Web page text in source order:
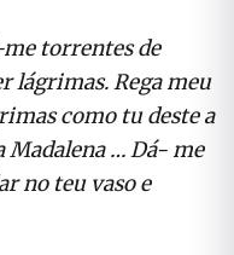
me tor­rentes de
lágrimas. Rega meu
como tu deste a
Madalena … Dá- me
no teu vaso e